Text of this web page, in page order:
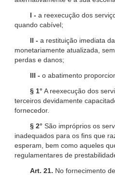
I - a reexecução dos
quando cabível;
II - a restituição imediata
monetariamente atualizada,
perdas e danos;
III - o abatimento
§ 1° A reexecução dos
terceiros devidamente
fornecedor.
§ 2° São impróprios os
inadequados para os fins que
esperam, bem como aqueles
regulamentares de
Art. 21. No fornecimento